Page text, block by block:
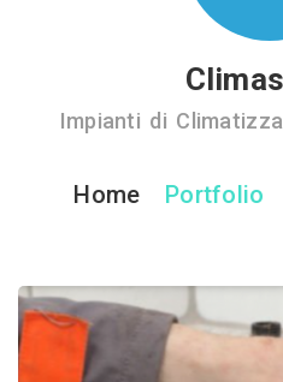
Impianti di
Home Portfolio